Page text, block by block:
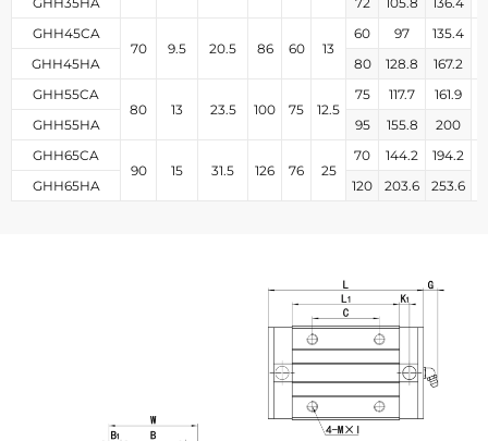
GHH45CA
70
9.5 20.5 86 60 13
60 97
135.4
GHH45HA
80 128.8
167.2
GHH55CA
80
13 23.5 100 75 12.5
75 117.7
161.9
GHH55HA
95 155.8
200
GHH65CA
90
15 31.5 126 76 25
70 144.2
194.2
GHH65HA
120 203.6 253.6